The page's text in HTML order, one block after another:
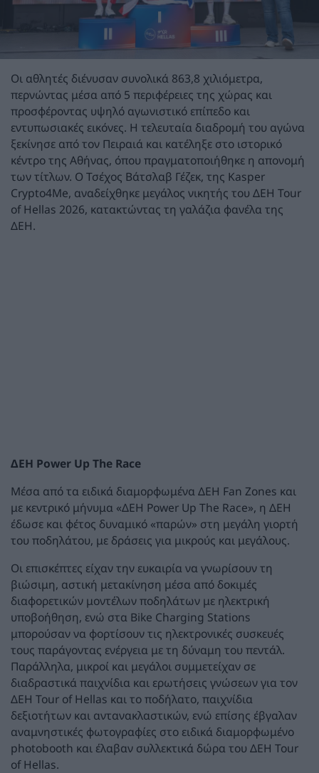
Οι αθλητές διένυσαν συνολικά 863,8 χιλιόμετρα,
περνώντας μέσα από 5 περιφέρειες της χώρας και
προσφέροντας υψηλό αγωνιστικό επίπεδο και
εντυπωσιακές εικόνες. Η τελευταία διαδρομή του αγώνα
ξεκίνησε από τον Πειραιά και κατέληξε στο ιστορικό
κέντρο της Αθήνας, όπου πραγματοποιήθηκε η απονομή
των τίτλων. Ο Τσέχος Βάτσλαβ Γέζεκ, της Kasper
Crypto4Me, αναδείχθηκε μεγάλος νικητής του ΔΕΗ Tour
of Hellas 2026, κατακτώντας τη γαλάζια φανέλα της
ΔΕΗ.
ΔΕΗ Power Up The Race
Μέσα από τα ειδικά διαμορφωμένα ΔΕΗ Fan Zones και
με κεντρικό μήνυμα «ΔΕΗ Power Up The Race», η ΔΕΗ
έδωσε και φέτος δυναμικό «παρών» στη μεγάλη γιορτή
του ποδηλάτου, με δράσεις για μικρούς και μεγάλους.
Οι επισκέπτες είχαν την ευκαιρία να γνωρίσουν τη
βιώσιμη, αστική μετακίνηση μέσα από δοκιμές
διαφορετικών μοντέλων ποδηλάτων με ηλεκτρική
υποβοήθηση, ενώ στα Bike Charging Stations
μπορούσαν να φορτίσουν τις ηλεκτρονικές συσκευές
τους παράγοντας ενέργεια με τη δύναμη του πεντάλ.
Παράλληλα, μικροί και μεγάλοι συμμετείχαν σε
διαδραστικά παιχνίδια και ερωτήσεις γνώσεων για τον
ΔΕΗ Tour of Hellas και το ποδήλατο, παιχνίδια
δεξιοτήτων και αντανακλαστικών, ενώ επίσης έβγαλαν
αναμνηστικές φωτογραφίες στο ειδικά διαμορφωμένο
photobooth και έλαβαν συλλεκτικά δώρα του ΔΕΗ Tour
of Hellas.